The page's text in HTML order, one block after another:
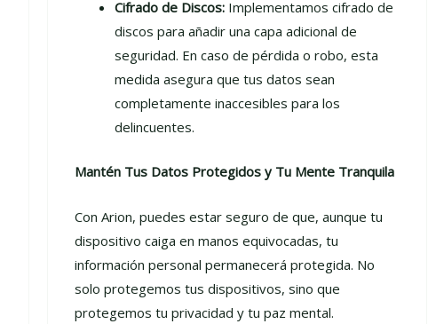
Cifrado de Discos: Implementamos cifrado de
discos para añadir una capa adicional de
seguridad. En caso de pérdida o robo, esta
medida asegura que tus datos sean
completamente inaccesibles para los
delincuentes.
Mantén Tus Datos Protegidos y Tu Mente Tranquila
Con Arion, puedes estar seguro de que, aunque tu
dispositivo caiga en manos equivocadas, tu
información personal permanecerá protegida. No
solo protegemos tus dispositivos, sino que
protegemos tu privacidad y tu paz mental.